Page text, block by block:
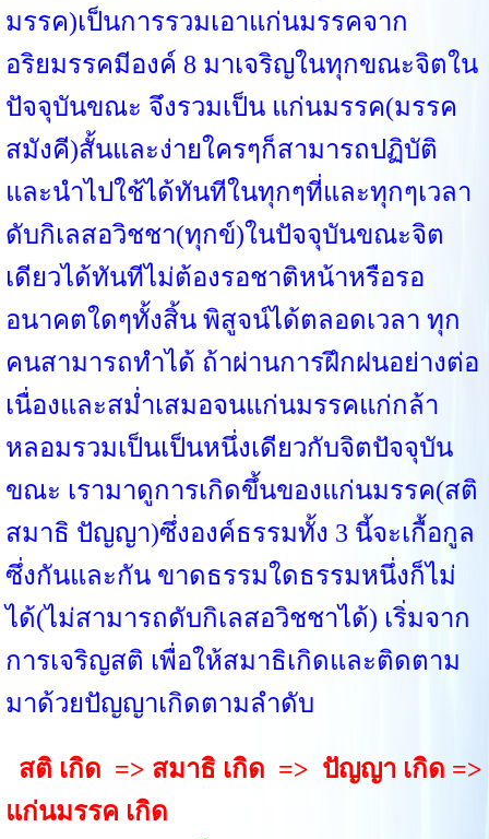
มรรค)เป็นการรวมเอาแก่นมรรคจาก
อริยมรรคมีองค์ 8 มาเจริญในทุกขณะจิตใน
ปัจจุบันขณะ จึงรวมเป็น แก่นมรรค(มรรค
สมังคี)สั้นและง่ายใครๆก็สามารถปฏิบัติ
และนำไปใช้ได้ทันทีในทุกๆที่และทุกๆเวลา
ดับกิเลสอวิชชา(ทุกข์)ในปัจจุบันขณะจิต
เดียวได้ทันทีไม่ต้องรอชาติหน้าหรือรอ
อนาคตใดๆทั้งสิ้น พิสูจน์ได้ตลอดเวลา ทุก
คนสามารถทำได้ ถ้าผ่านการฝึกฝนอย่างต่อ
เนื่องและสม่ำเสมอจนแก่นมรรคแก่กล้า
หลอมรวมเป็นเป็นหนึ่งเดียวกับจิตปัจจุบัน
ขณะ เรามาดูการเกิดขึ้นของแก่นมรรค(สติ
สมาธิ ปัญญา)ซึ่งองค์ธรรมทั้ง 3 นี้จะเกื้อกูล
ซึ่งกันและกัน ขาดธรรมใดธรรมหนึ่งก็ไม่
ได้(ไม่สามารถดับกิเลสอวิชชาได้) เริ่มจาก
การเจริญสติ เพื่อให้สมาธิเกิดและติดตาม
มาด้วยปัญญาเกิดตามลำดับ
สติ เกิด => สมาธิ เกิด => ปัญญา เกิด =>
แก่นมรรค เกิด